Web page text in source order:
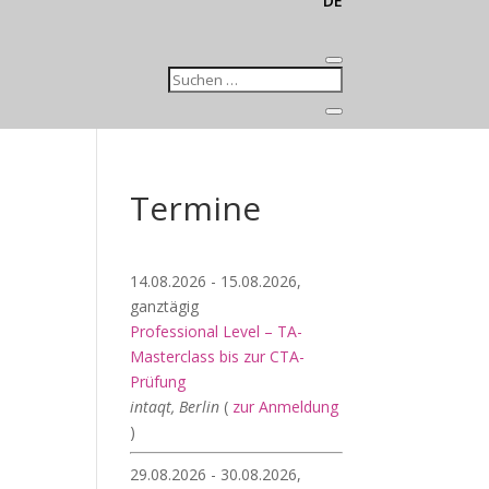
Termine
14.08.2026 - 15.08.2026,
ganztägig
Professional Level – TA-
Masterclass bis zur CTA-
Prüfung
intaqt, Berlin ( zur Anmeldung
)
29.08.2026 - 30.08.2026,